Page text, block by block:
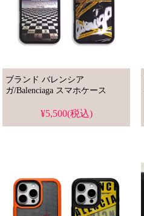
ブランド バレンシア
ガ/Balenciaga スマホケース
¥5,500(税込)